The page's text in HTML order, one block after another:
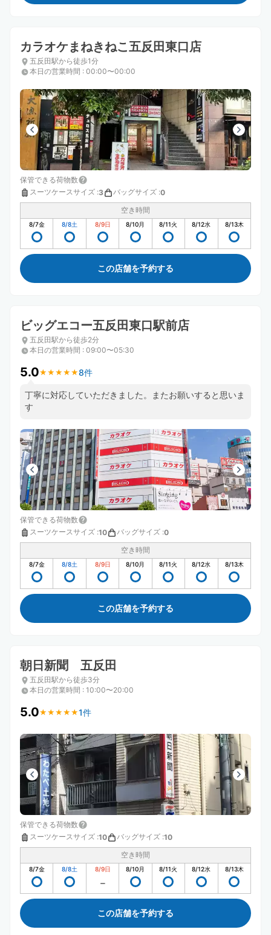
カラオケまねきねこ五反田東口店
五反田駅から徒歩1分
本日の営業時間 : 00:00〜00:00
保管できる荷物数
スーツケースサイズ :3 バッグサイズ :0
空き時間
8/7金 8/8土 8/9日 8/10月 8/11火 8/12水 8/13木
この店舗を予約する
ビッグエコー五反田東口駅前店
五反田駅から徒歩2分
本日の営業時間 : 09:00〜05:30
5.0★ ★ ★ ★ ★
★ ★ ★ ★ ★8件
丁寧に対応していただきました。またお願いすると思いま
す
保管できる荷物数
スーツケースサイズ :10 バッグサイズ :0
空き時間
8/7金 8/8土 8/9日 8/10月 8/11火 8/12水 8/13木
この店舗を予約する
朝日新聞 五反田
五反田駅から徒歩3分
本日の営業時間 : 10:00〜20:00
5.0★ ★ ★ ★ ★
★ ★ ★ ★ ★1件
保管できる荷物数
スーツケースサイズ :10 バッグサイズ :10
空き時間
8/7金 8/8土 8/9日 8/10月 8/11火 8/12水 8/13木
この店舗を予約する